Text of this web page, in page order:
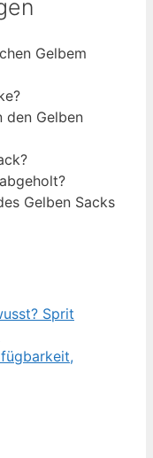
Gelbem
den Gelben
Gelben Sacks
Sprit